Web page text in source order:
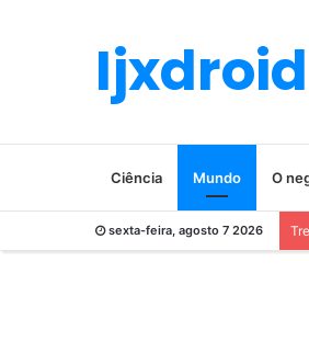
Ijxdroid
Ciência Mundo O
sexta-feira, agosto 7 2026